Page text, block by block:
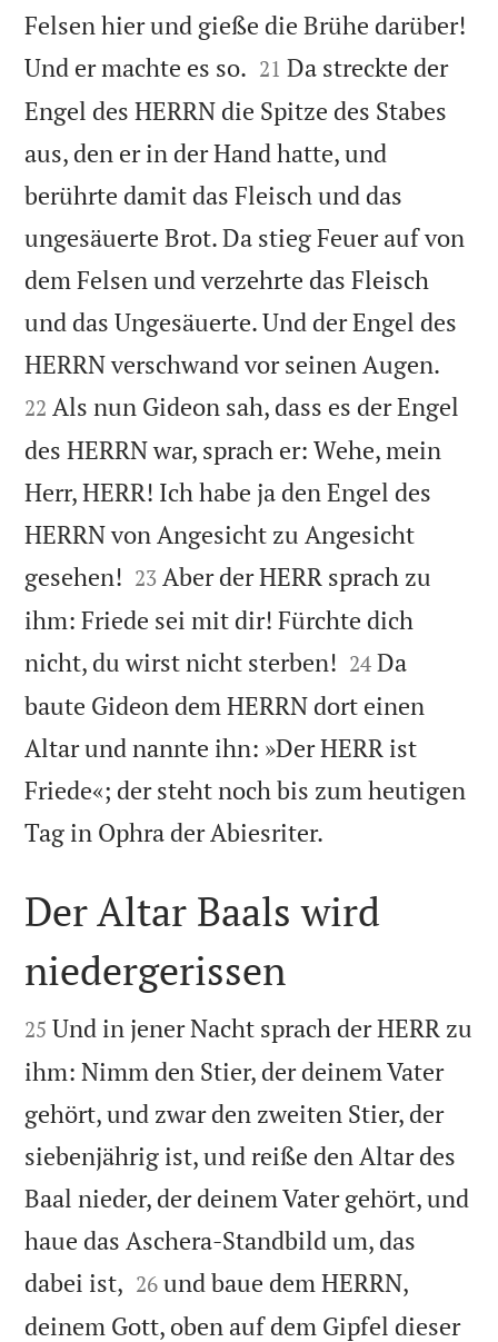
Felsen hier und gieße die Brühe darüber!
Und er machte es so. 

21 Da streckte der
Engel des HERRN die Spitze des Stabes
aus, den er in der Hand hatte, und
berührte damit das Fleisch und das
ungesäuerte Brot. Da stieg Feuer auf von
dem Felsen und verzehrte das Fleisch
und das Ungesäuerte. Und der Engel des
HERRN verschwand vor seinen Augen.
22 Als nun Gideon sah, dass es der Engel
des HERRN war, sprach er: Wehe, mein
Herr, HERR! Ich habe ja den Engel des
HERRN von Angesicht zu Angesicht
gesehen! 

23 Aber der HERR sprach zu
ihm: Friede sei mit dir! Fürchte dich
nicht, du wirst nicht sterben! 

24 Da
baute Gideon dem HERRN dort einen
Altar und nannte ihn: »Der HERR ist
Friede«; der steht noch bis zum heutigen
Tag in Ophra der Abiesriter.

Der Altar Baals wird
niedergerissen

25 Und in jener Nacht sprach der HERR zu
ihm: Nimm den Stier, der deinem Vater
gehört, und zwar den zweiten Stier, der
siebenjährig ist, und reiße den Altar des
Baal nieder, der deinem Vater gehört, und
haue das Aschera-Standbild um, das
dabei ist, 

26 und baue dem HERRN,
deinem Gott, oben auf dem Gipfel dieser